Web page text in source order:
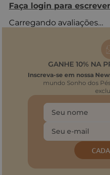
Faça login para
Carregando avaliações…
GANHE 10% NA
Inscreva-se em nossa
mundo Sonho dos